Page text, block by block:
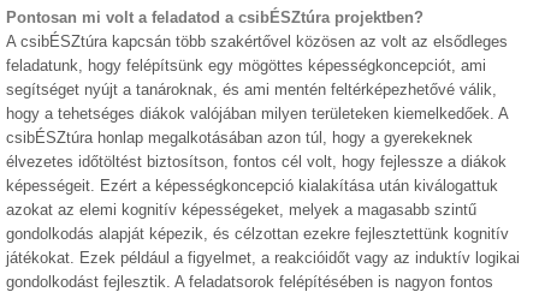
Pontosan mi volt a feladatod a csibÉSZtúra projektben?
A csibÉSZtúra kapcsán több szakértővel közösen az volt az elsődleges
feladatunk, hogy felépítsünk egy mögöttes képességkoncepciót, ami
segítséget nyújt a tanároknak, és ami mentén feltérképezhetővé válik,
hogy a tehetséges diákok valójában milyen területeken kiemelkedőek. A
csibÉSZtúra honlap megalkotásában azon túl, hogy a gyerekeknek
élvezetes időtöltést biztosítson, fontos cél volt, hogy fejlessze a diákok
képességeit. Ezért a képességkoncepció kialakítása után kiválogattuk
azokat az elemi kognitív képességeket, melyek a magasabb szintű
gondolkodás alapját képezik, és célzottan ezekre fejlesztettünk kognitív
játékokat. Ezek például a figyelmet, a reakcióidőt vagy az induktív logikai
gondolkodást fejlesztik. A feladatsorok felépítésében is nagyon fontos